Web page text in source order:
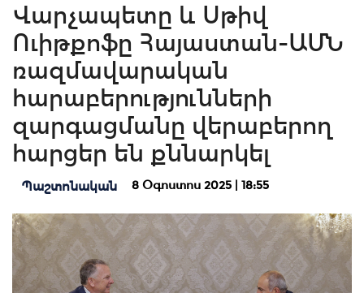
Վարչապետը և Սթիվ
Ուիթքոֆը Հայաստան-ԱՄՆ
ռազմավարական
հարաբերությունների
զարգացմանը վերաբերող
հարցեր են քննարկել
Պաշտոնական 8 Օգոստոս 2025 | 18:55